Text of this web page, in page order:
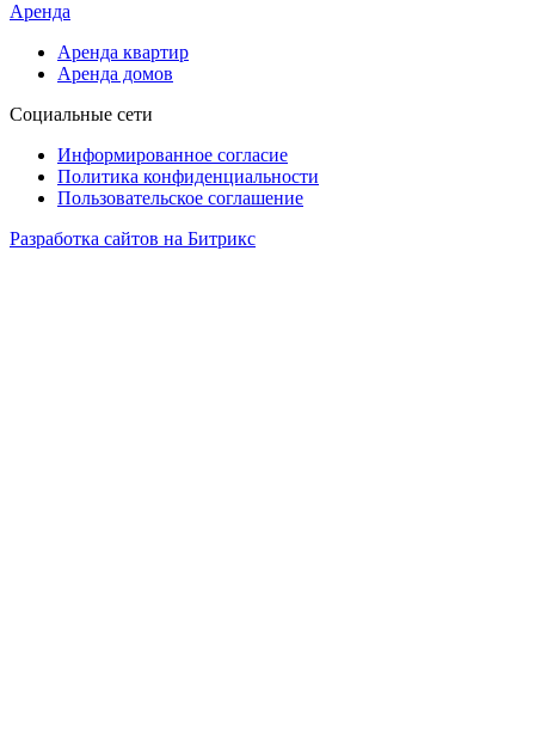
Аренда
Аренда квартир
Аренда домов
Социальные сети
Информированное согласие
Политика конфиденциальности
Пользовательское соглашение
Разработка сайтов на Битрикс